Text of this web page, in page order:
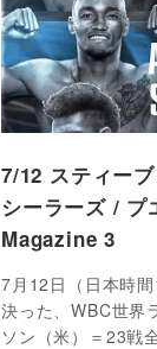
7/12 スティー
シーラーズ /
Magazine 3
7月12日（日本時
決った、WBC世界
ソン（米）＝23戦